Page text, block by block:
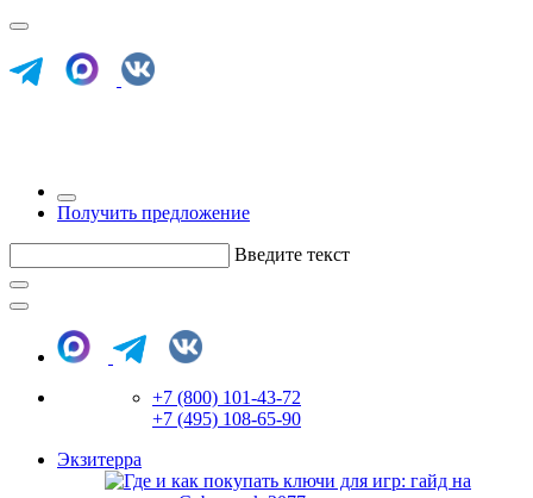
Получить предложение
Введите текст
+7 (800) 101-43-72
+7 (495) 108-65-90
Экзитерра